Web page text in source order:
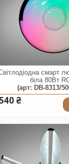
смарт
біла 80Вт
(арт: DB-8313/
₴